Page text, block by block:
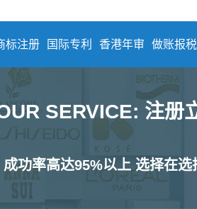
标注册 国际专利 香港年审 做账报税
SERVICE: 注册
功率高达95%以上 选择在